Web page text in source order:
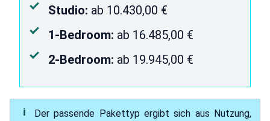
Studio: ab 10.430,00 €
1-Bedroom: ab 16.485,00 €
2-Bedroom: ab 19.945,00 €
Der passende Pakettyp ergibt sich aus Nutzung,